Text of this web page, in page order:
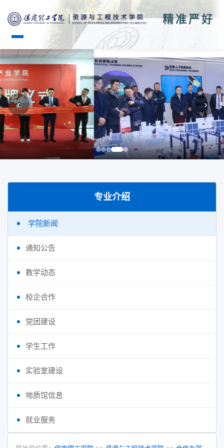
精准严好
‹ ›
专业介绍
学院新闻
通知公告
教学动态
校企合作
党团建设
学生工作
实验室建设
地质馆信息
就业服务